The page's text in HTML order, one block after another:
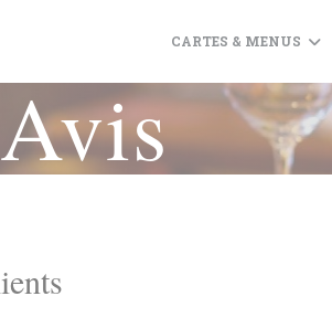
CARTES & MENUS
Avis